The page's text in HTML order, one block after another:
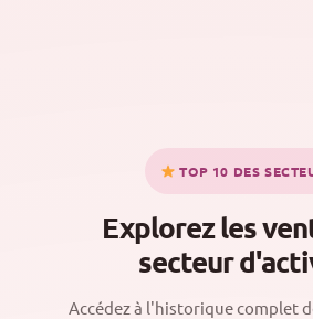
TOP 10 DES
Explorez les
secteur
Accédez à l'historique complet